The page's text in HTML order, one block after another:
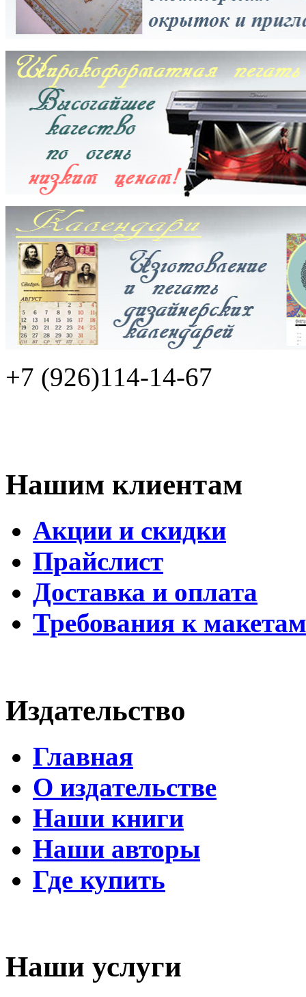
+7 (926)114-14-67
Нашим клиентам
Акции и скидки
Прайслист
Доставка и оплата
Требования к макетам
Издательство
Главная
О издательстве
Наши книги
Наши авторы
Где купить
Наши услуги